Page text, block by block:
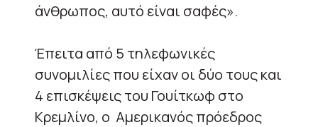
άνθρωπος, αυτό είναι σαφές».
Έπειτα από 5 τηλεφωνικές
συνομιλίες που είχαν οι δύο τους και
4 επισκέψεις του Γουίτκωφ στο
Κρεμλίνο, ο Αμερικανός πρόεδρος